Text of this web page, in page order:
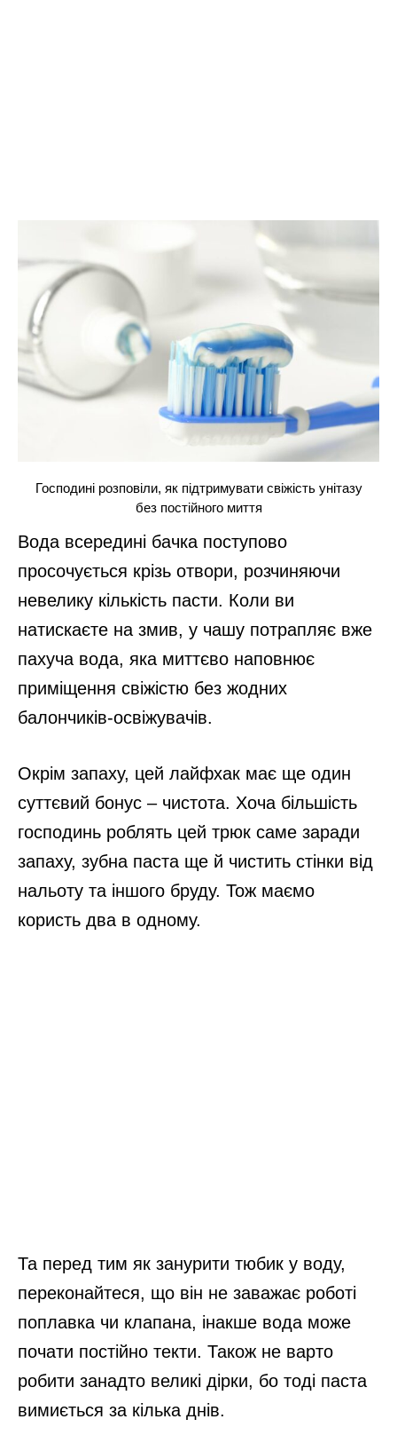
Господині розповіли, як підтримувати свіжість унітазу
без постійного миття
Вода всередині бачка поступово
просочується крізь отвори, розчиняючи
невелику кількість пасти. Коли ви
натискаєте на змив, у чашу потрапляє вже
пахуча вода, яка миттєво наповнює
приміщення свіжістю без жодних
балончиків-освіжувачів.
Окрім запаху, цей лайфхак має ще один
суттєвий бонус – чистота. Хоча більшість
господинь роблять цей трюк саме заради
запаху, зубна паста ще й чистить стінки від
нальоту та іншого бруду. Тож маємо
користь два в одному.
Та перед тим як занурити тюбик у воду,
переконайтеся, що він не заважає роботі
поплавка чи клапана, інакше вода може
почати постійно текти. Також не варто
робити занадто великі дірки, бо тоді паста
вимиється за кілька днів.